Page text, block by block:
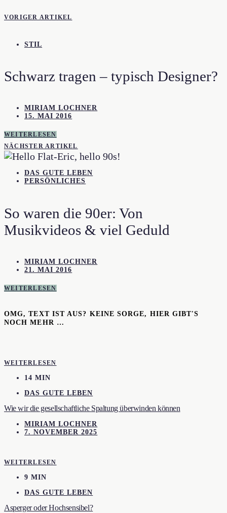
VORIGER ARTIKEL
STIL
Schwarz tragen – typisch Designer?
MIRIAM LOCHNER
15. MAI 2016
WEITERLESEN
NÄCHSTER ARTIKEL
DAS GUTE LEBEN
PERSÖNLICHES
So waren die 90er: Von
Musikvideos & viel Geduld
MIRIAM LOCHNER
21. MAI 2016
WEITERLESEN
OMG, TEXT IST AUS? KEINE SORGE, HIER GIBT'S
NOCH MEHR …
WEITERLESEN
14 MIN
DAS GUTE LEBEN
Wie wir die gesellschaftliche Spaltung überwinden können
MIRIAM LOCHNER
7. NOVEMBER 2025
WEITERLESEN
9 MIN
DAS GUTE LEBEN
Asperger oder Hochsensibel?